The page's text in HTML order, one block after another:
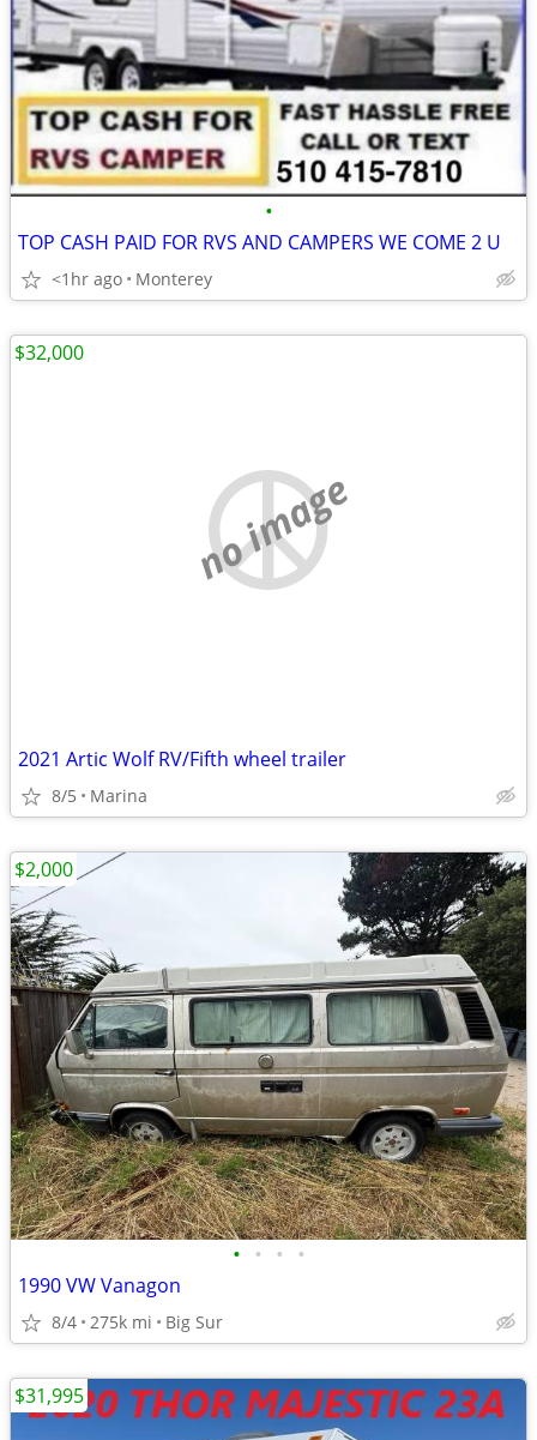
•
TOP CASH PAID FOR RVS AND CAMPERS WE COME 2 U
<1hr ago Monterey
no image
2021 Artic Wolf RV/Fifth wheel trailer
8/5 Marina
$32,000
• • • •
1990 VW Vanagon
8/4 275k mi Big Sur
$2,000
$31,995